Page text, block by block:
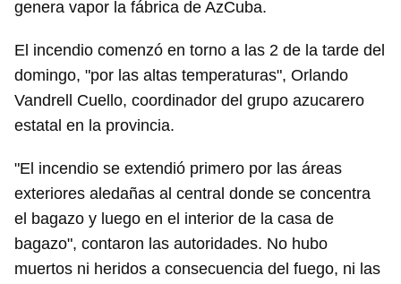
genera vapor la fábrica de AzCuba.
El incendio comenzó en torno a las 2 de la tarde del
domingo, "por las altas temperaturas", Orlando
Vandrell Cuello, coordinador del grupo azucarero
estatal en la provincia.
"El incendio se extendió primero por las áreas
exteriores aledañas al central donde se concentra
el bagazo y luego en el interior de la casa de
bagazo", contaron las autoridades. No hubo
muertos ni heridos a consecuencia del fuego, ni las